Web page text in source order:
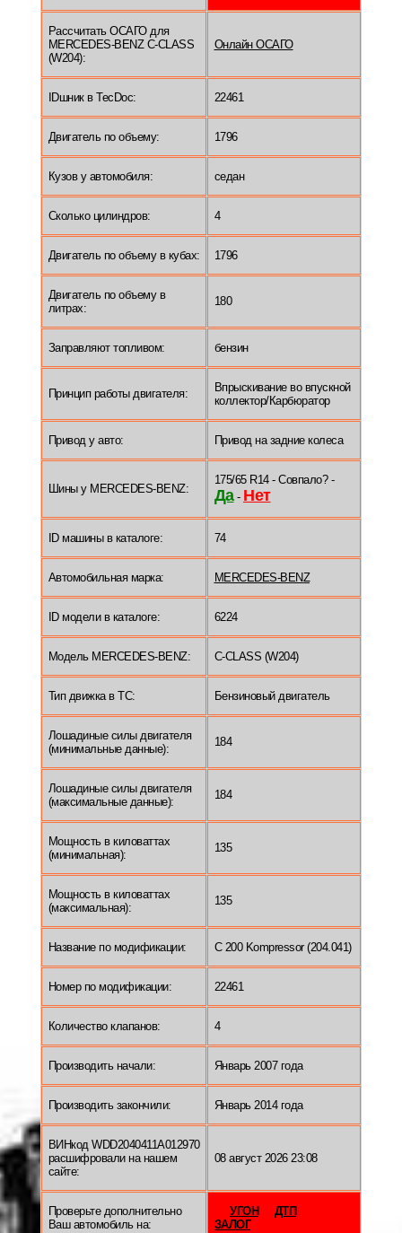
Рассчитать ОСАГО для
MERCEDES-BENZ C-CLASS
(W204):
Онлайн ОСАГО
IDшник в TecDoc: 22461
Двигатель по объему: 1796
Кузов у автомобиля: седан
Сколько цилиндров: 4
Двигатель по объему в кубах: 1796
Двигатель по объему в
литрах:
180
Заправляют топливом: бензин
Принцип работы двигателя:
Впрыскивание во впускной
коллектор/Карбюратор
Привод у авто: Привод на задние колеса
Шины у MERCEDES-BENZ:
175/65 R14 - Совпало? -
Да- Нет
ID машины в каталоге: 74
Автомобильная марка: MERCEDES-BENZ
ID модели в каталоге: 6224
Модель MERCEDES-BENZ: C-CLASS (W204)
Тип движка в ТС: Бензиновый двигатель
Лошадиные силы двигателя
(минимальные данные):
184
Лошадиные силы двигателя
(максимальные данные):
184
Мощность в киловаттах
(минимальная):
135
Мощность в киловаттах
(максимальная):
135
Название по модификации: C 200 Kompressor (204.041)
Номер по модификации: 22461
Количество клапанов: 4
Производить начали: Январь 2007 года
Производить закончили: Январь 2014 года
ВИНкод WDD2040411A012970
расшифровали на нашем
сайте:
08 август 2026 23:08
Проверьте дополнительно
Ваш автомобиль на:
УГОН
ДТП
ЗАЛОГ